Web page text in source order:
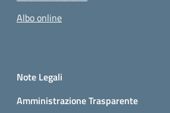
Albo online
Small prints
Note Legali
Amministrazione Trasparente